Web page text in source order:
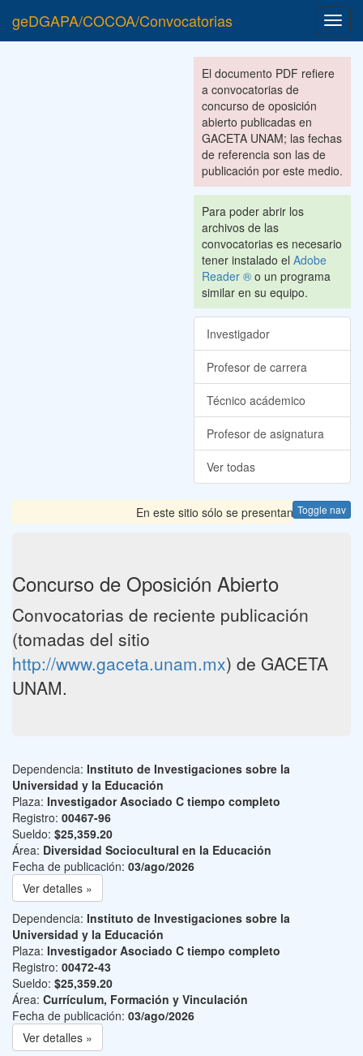
geDGAPA/COCOA/Convocatorias
El documento PDF refiere
a convocatorias de
concurso de oposición
abierto publicadas en
GACETA UNAM; las fechas
de referencia son las de
publicación por este medio.
Para poder abrir los
archivos de las
convocatorias es necesario
tener instalado el Adobe
Reader ® o un programa
similar en su equipo.
Investigador
Profesor de carrera
Técnico acádemico
Profesor de asignatura
Ver todas
Toggle nav
En este sitio sólo se presentan las
Concurso de Oposición Abierto
Convocatorias de reciente publicación
(tomadas del sitio
http://www.gaceta.unam.mx) de GACETA
UNAM.
Dependencia: Instituto de Investigaciones sobre la
Universidad y la Educación
Plaza: Investigador Asociado C tiempo completo
Registro: 00467-96
Sueldo: $25,359.20
Área: Diversidad Sociocultural en la Educación
Fecha de publicación: 03/ago/2026
Ver detalles »
Dependencia: Instituto de Investigaciones sobre la
Universidad y la Educación
Plaza: Investigador Asociado C tiempo completo
Registro: 00472-43
Sueldo: $25,359.20
Área: Currículum, Formación y Vinculación
Fecha de publicación: 03/ago/2026
Ver detalles »